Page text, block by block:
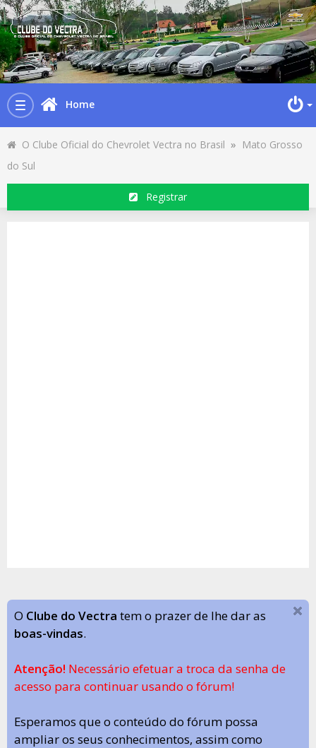
Toggle
navigation
Home
O Clube Oficial do Chevrolet Vectra no Brasil » Mato Grosso
do Sul
Registrar
O Clube do Vectra tem o prazer de lhe dar as
boas-vindas.
Atenção! Necessário efetuar a troca da senha de
acesso para continuar usando o fórum!
Esperamos que o conteúdo do fórum possa
ampliar os seus conhecimentos, assim como